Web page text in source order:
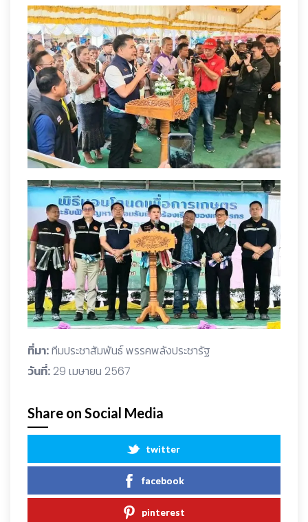
ที่มา:ทีมประชาสัมพันธ์ พรรคพลังประชารัฐ
วันที่: 29 เมษายน 2567
Share on Social Media
twitter
facebook
pinterest